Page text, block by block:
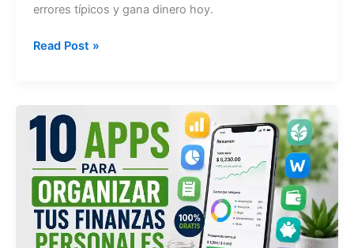
errores típicos y gana dinero hoy.
Cómo
invertir
en
desde
cero:
Guía
2026
Read Post »